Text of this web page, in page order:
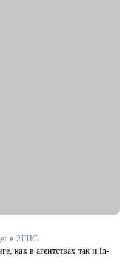
в 2ГИС
как в агентствах так и in-